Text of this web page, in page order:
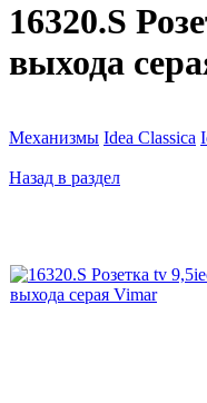
16320.S
выхода
Механизмы Idea Classica
Назад в раздел